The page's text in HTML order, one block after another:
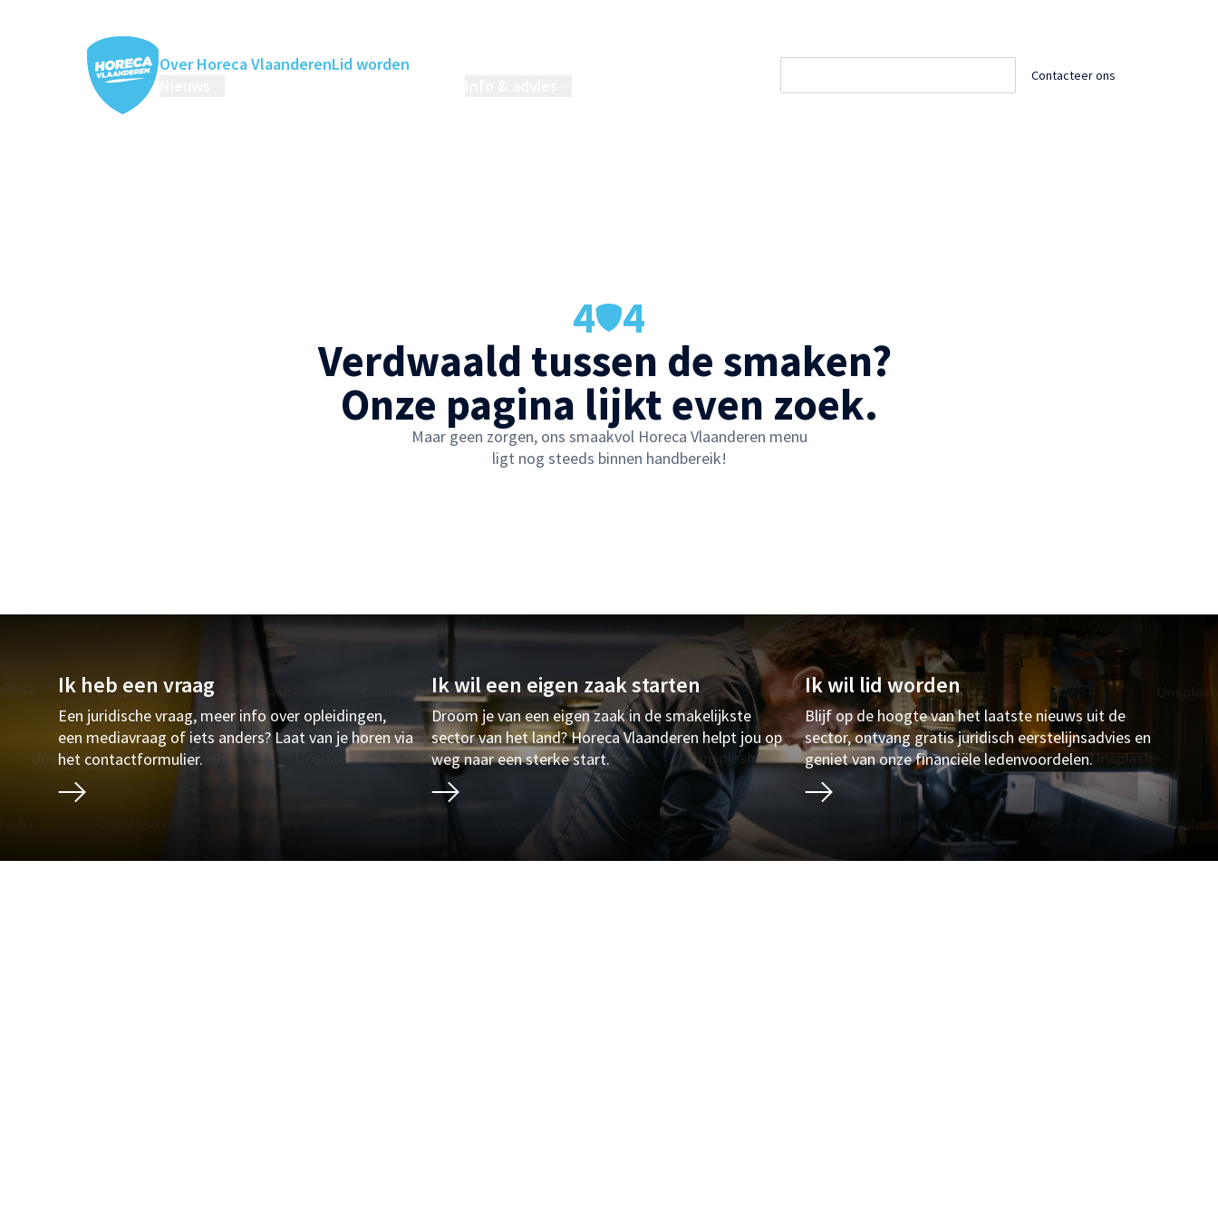
Over Horeca VlaanderenLid worden
Contacteer ons
4 4
Verdwaald tussen de smaken?
Onze pagina lijkt even zoek.
Maar geen zorgen, ons smaakvol Horeca Vlaanderen menu
ligt nog steeds binnen handbereik!
Ik heb een vraag
Een juridische vraag, meer info over opleidingen,
een mediavraag of iets anders? Laat van je horen via
het contactformulier.
Ik wil een eigen zaak starten
Droom je van een eigen zaak in de smakelijkste
sector van het land? Horeca Vlaanderen helpt jou op
weg naar een sterke start.
Ik wil lid worden
Blijf op de hoogte van het laatste nieuws uit de
sector, ontvang gratis juridisch eerstelijnsadvies en
geniet van onze financiële ledenvoordelen.